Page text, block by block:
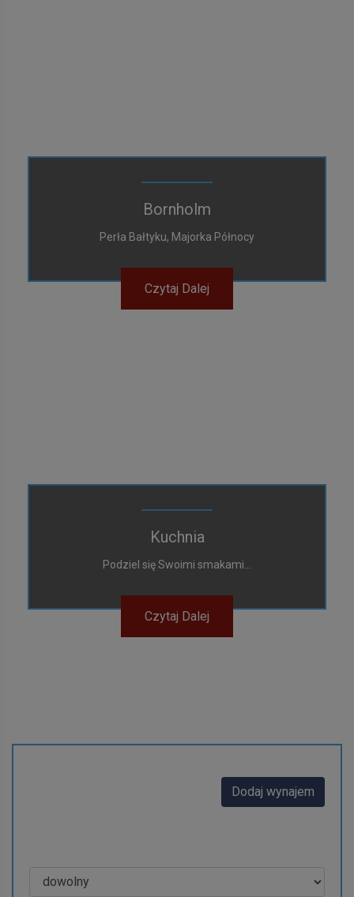
Bornholm
Perła Bałtyku, Majorka Północy
Czytaj Dalej
Kuchnia
Podziel się Swoimi smakami...
Czytaj Dalej
Dodaj wynajem